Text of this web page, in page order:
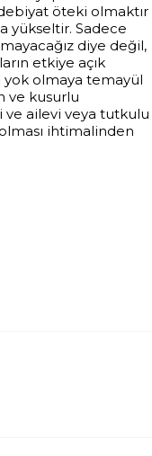
öteki olmaktır
yükseltir. Sadece
diye değil,
etkiye açık
yok olmaya temayül
ve kusurlu
ailevi veya tutkulu
ihtimalinden